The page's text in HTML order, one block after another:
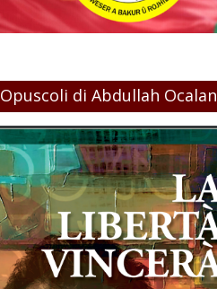
Opuscoli di Abdullah Ocalan